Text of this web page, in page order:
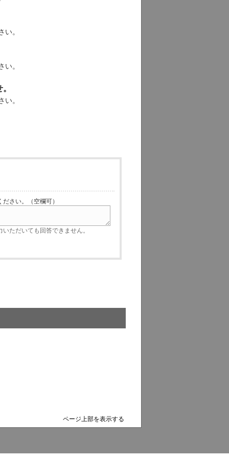
。
。
。
さい。（空欄可）
ただいても回答できません。
ページ上部を表示する